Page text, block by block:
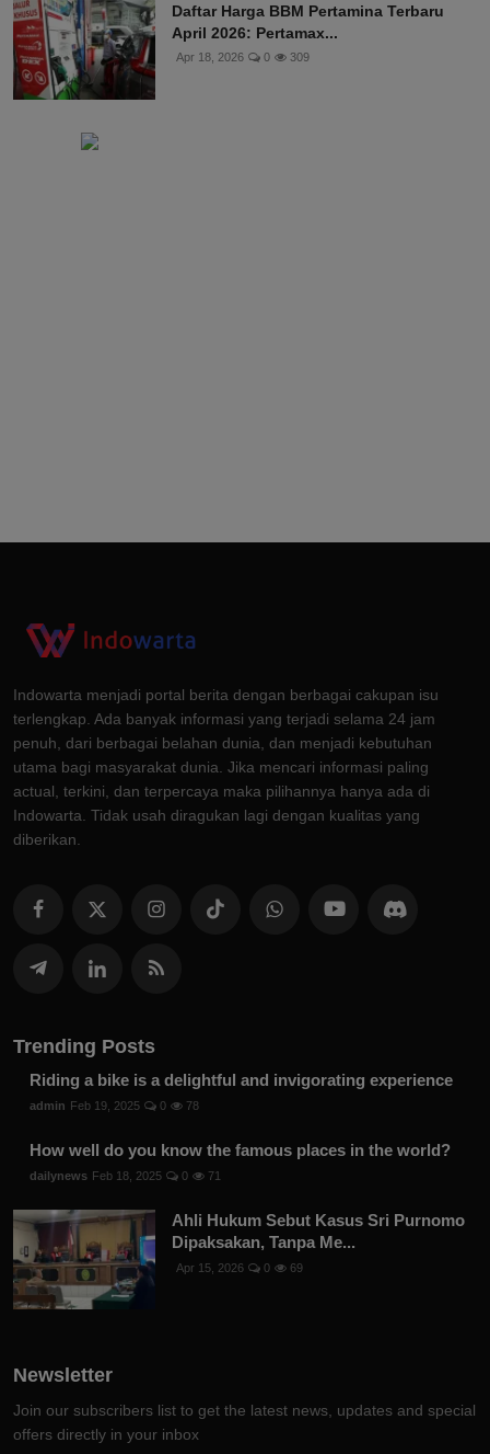
Daftar Harga BBM Pertamina Terbaru
April 2026: Pertamax...
Apr 18, 2026 0 309
Indowarta menjadi portal berita dengan berbagai cakupan isu
terlengkap. Ada banyak informasi yang terjadi selama 24 jam
penuh, dari berbagai belahan dunia, dan menjadi kebutuhan
utama bagi masyarakat dunia. Jika mencari informasi paling
actual, terkini, dan terpercaya maka pilihannya hanya ada di
Indowarta. Tidak usah diragukan lagi dengan kualitas yang
diberikan.
Trending Posts
Riding a bike is a delightful and invigorating experience
admin Feb 19, 2025 0 78
How well do you know the famous places in the world?
dailynews Feb 18, 2025 0 71
Ahli Hukum Sebut Kasus Sri Purnomo
Dipaksakan, Tanpa Me...
Apr 15, 2026 0 69
Newsletter
Join our subscribers list to get the latest news, updates and special
offers directly in your inbox